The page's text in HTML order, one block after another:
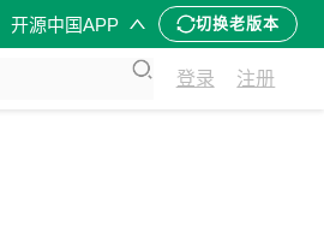
开源中国APP 切换老版本
登录 注册